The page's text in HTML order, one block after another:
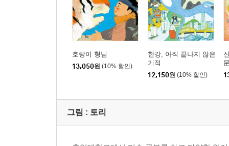
호랑이 형님
13,050원 (10% 할인)
한강, 아직 끝나지 않은
기적
12,150원 (10% 할인)
그림 : 토리